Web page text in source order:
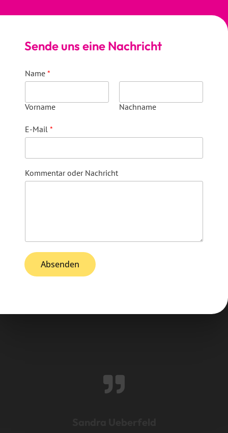
Sende uns eine Nachricht
Name *
Vorname Nachname
E-Mail *
Kommentar oder Nachricht
Absenden